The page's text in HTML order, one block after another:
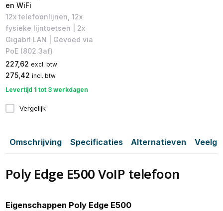
en WiFi
12x telefoonlijnen, 12x
fysieke lijntoetsen | 2x
Gigabit LAN | Gevoed via
PoE (802.3af)
227,62 excl. btw
275,42 incl. btw
Levertijd 1 tot 3 werkdagen
Vergelijk
Omschrijving Specificaties Alternatieven
Poly Edge E500 VoIP telefoon
Eigenschappen Poly Edge E500